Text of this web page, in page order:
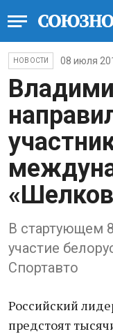
НОВОСТИ 08 июля
В стартующем
участие
Спортавто
Российский
предстоят